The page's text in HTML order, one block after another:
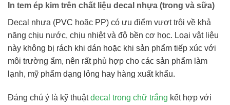
In tem ép kim trên chất liệu decal nhựa (trong và sữa)
Decal nhựa (PVC hoặc PP) có ưu điểm vượt trội về khả
năng chịu nước, chịu nhiệt và độ bền cơ học. Loại vật liệu
này không bị rách khi dán hoặc khi sản phẩm tiếp xúc với
môi trường ẩm, nên rất phù hợp cho các sản phẩm làm
lạnh, mỹ phẩm dạng lỏng hay hàng xuất khẩu.
Đáng chú ý là kỹ thuậtdecal trong chữ trắng kết hợp với